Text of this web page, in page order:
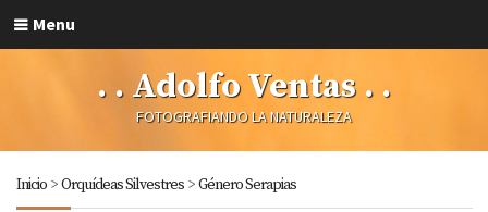
Menu
. . Adolfo Ventas . .
FOTOGRAFIANDO LA NATURALEZA
Inicio>Orquídeas Silvestres>Género Serapias